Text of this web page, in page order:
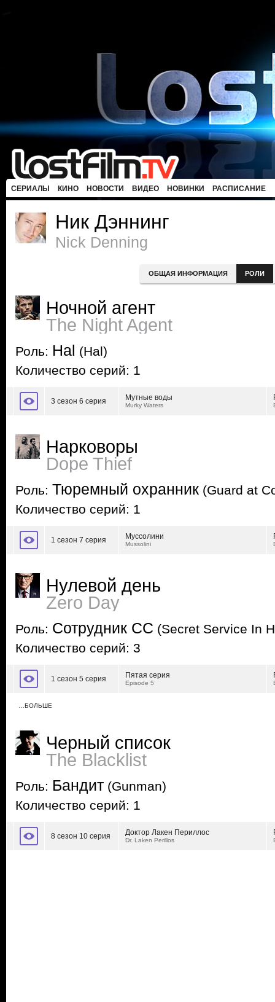
СЕРИАЛЫ КИНО НОВОСТИ ВИДЕО НОВИНКИ РАСПИСАНИЕ
Ник Дэннинг
Nick Denning
ОБЩАЯ ИНФОРМАЦИЯ РОЛИ
Ночной агент
The Night Agent
Роль: Hal (Hal)
Количество серий: 1
3 сезон 6 серия Мутные воды
Murky Waters
Нарковоры
Dope Thief
Роль: Тюремный охранник (Guard at
Количество серий: 1
1 сезон 7 серия Муссолини
Mussolini
Нулевой день
Zero Day
Роль: Сотрудник СС (Secret Service In
Количество серий: 3
1 сезон 5 серия Пятая серия
Episode 5
…БОЛЬШЕ
Черный список
The Blacklist
Роль: Бандит (Gunman)
Количество серий: 1
8 сезон 10 серия Доктор Лакен Периллос
Dr. Laken Perillos